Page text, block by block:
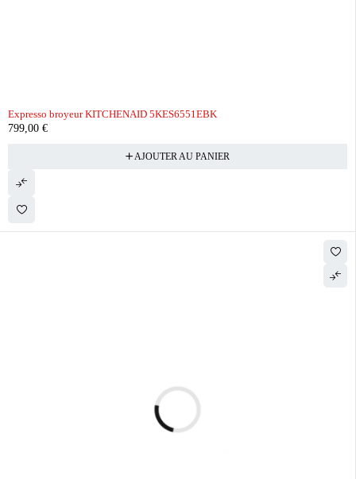
Expresso broyeur KITCHENAID 5KES6551EBK
799,00 €
AJOUTER AU PANIER